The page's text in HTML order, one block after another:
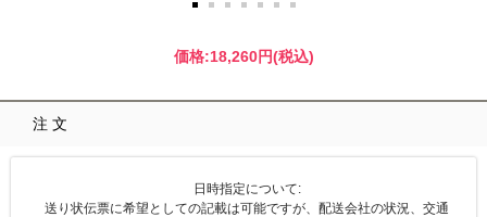
価格:18,260円(税込)
注文
日時指定について:
送り状伝票に希望としての記載は可能ですが、配送会社の状況、交通